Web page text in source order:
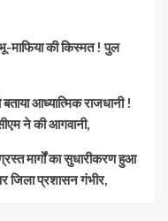
माफिया की किस्मत ! पुल
आध्यात्मिक राजधानी !
ने की आगवानी,
मार्गों का सुधारीकरण हुआ
जिला प्रशासन गंभीर,